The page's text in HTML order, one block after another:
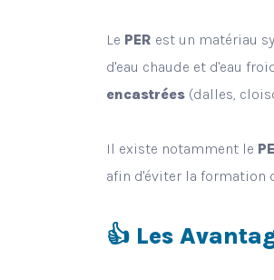
Le PER est un matériau
d'eau chaude et d'eau
encastrées (dalles,
Il existe notamment le
afin d'éviter la formation
👍 Les